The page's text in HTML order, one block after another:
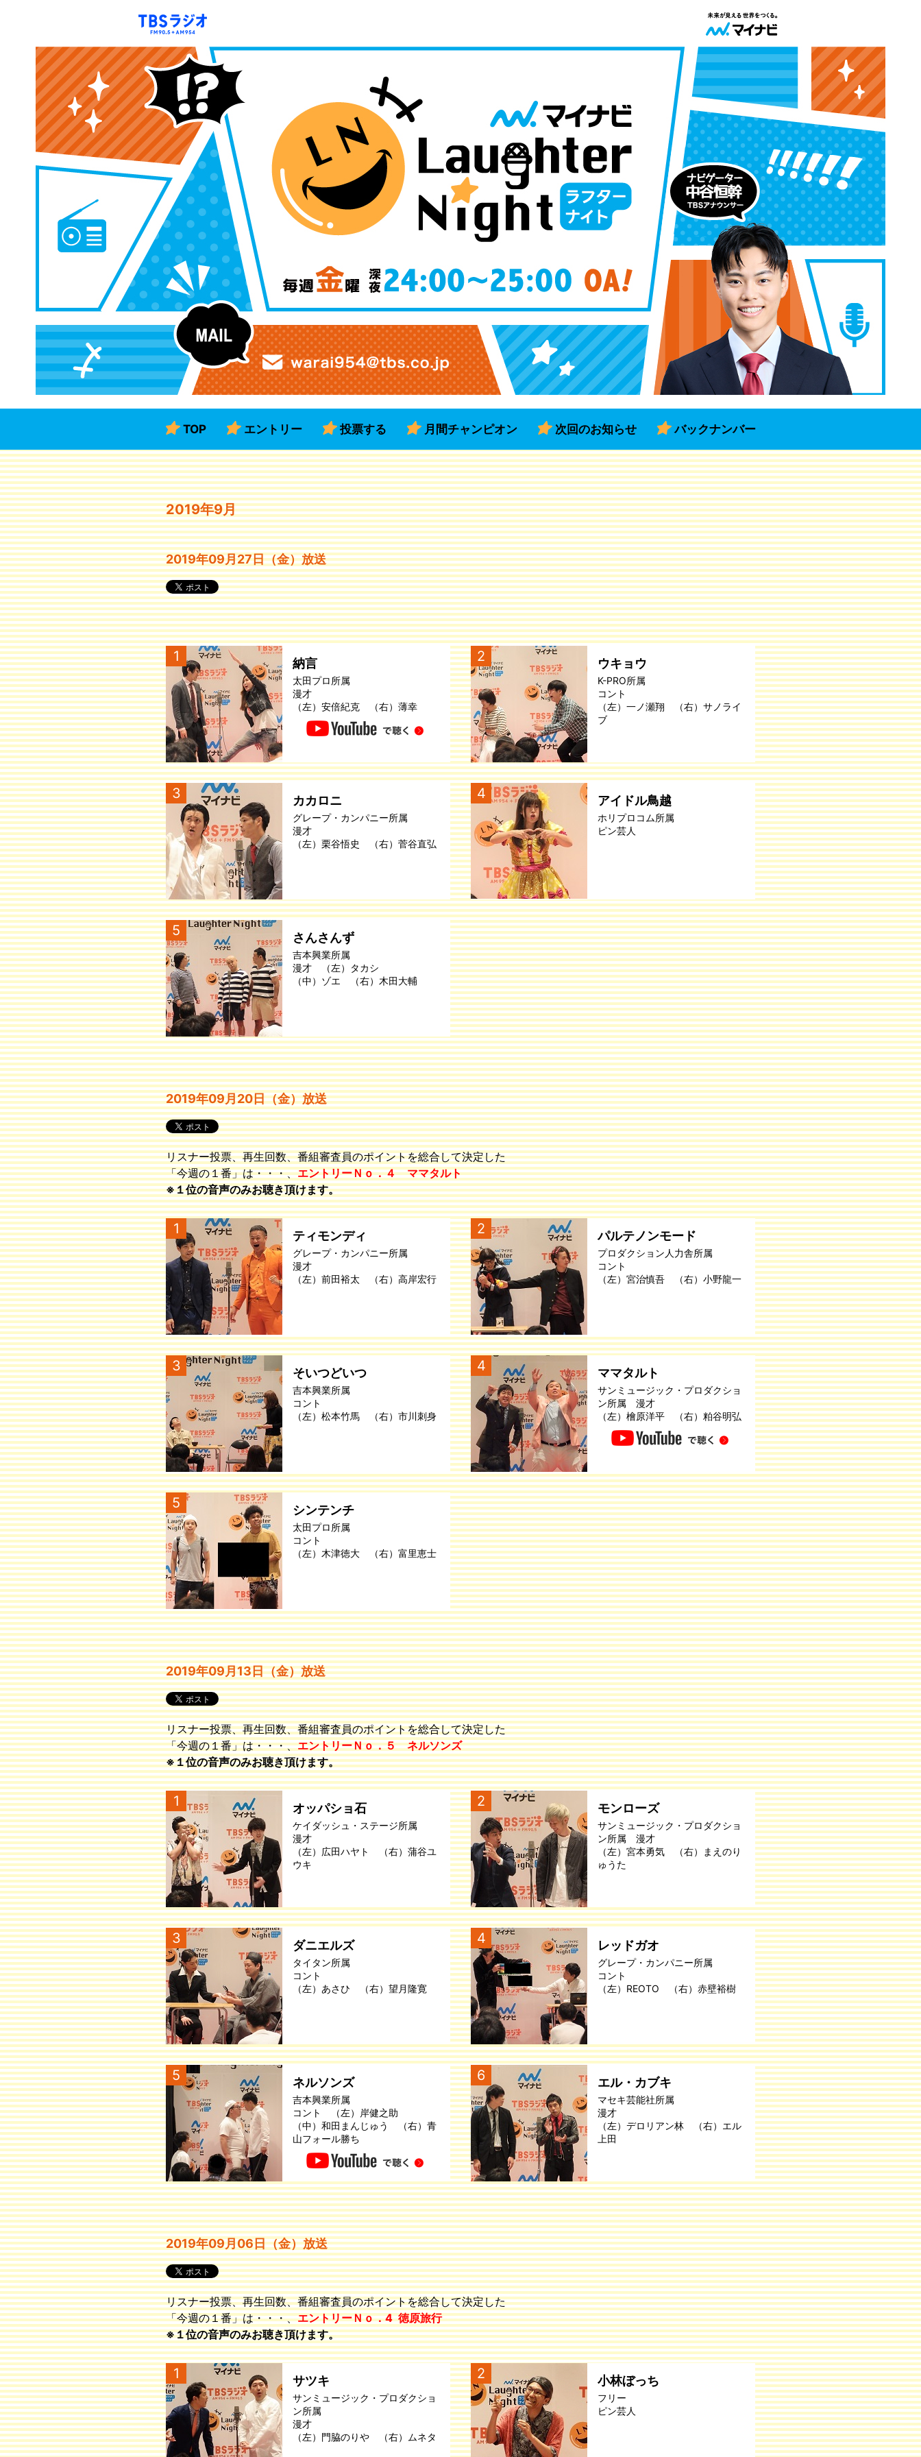
TOP エントリー 投票する 月間チャンピオン 次回のお知らせ バックナンバー
2019年9月
2019年09月27日（金）放送
1 納言
太田プロ所属
漫才
（左）安倍紀克 （右）薄幸
2 ウキョウ
K-PRO所属
コント
（左）一ノ瀬翔 （右）サノライ
ブ
3 カカロニ
グレープ・カンパニー所属
漫才
（左）栗谷悟史 （右）菅谷直弘
4 アイドル鳥越
ホリプロコム所属
ピン芸人
5 さんさんず
吉本興業所属
漫才 （左）タカシ
（中）ゾエ （右）木田大輔
2019年09月20日（金）放送
リスナー投票、再生回数、番組審査員のポイントを総合して決定した
「今週の１番」は・・・、エントリーＮｏ．４ ママタルト
※１位の音声のみお聴き頂けます。
1 ティモンディ
グレープ・カンパニー所属
漫才
（左）前田裕太 （右）高岸宏行
2 パルテノンモード
プロダクション人力舎所属
コント
（左）宮治慎吾 （右）小野龍一
3 そいつどいつ
吉本興業所属
コント
（左）松本竹馬 （右）市川刺身
4 ママタルト
サンミュージック・プロダクショ
ン所属 漫才
（左）檜原洋平 （右）粕谷明弘
5 シンテンチ
太田プロ所属
コント
（左）木津徳大 （右）富里恵士
2019年09月13日（金）放送
リスナー投票、再生回数、番組審査員のポイントを総合して決定した
「今週の１番」は・・・、エントリーＮｏ．５ ネルソンズ
※１位の音声のみお聴き頂けます。
1 オッパショ石
ケイダッシュ・ステージ所属
漫才
（左）広田ハヤト （右）蒲谷ユ
ウキ
2 モンローズ
サンミュージック・プロダクショ
ン所属 漫才
（左）宮本勇気 （右）まえのり
ゅうた
3 ダニエルズ
タイタン所属
コント
（左）あさひ （右）望月隆寛
4 レッドガオ
グレープ・カンパニー所属
コント
（左）REOTO （右）赤壁裕樹
5 ネルソンズ
吉本興業所属
コント （左）岸健之助
（中）和田まんじゅう （右）青
山フォール勝ち
6 エル・カブキ
マセキ芸能社所属
漫才
（左）デロリアン林 （右）エル
上田
2019年09月06日（金）放送
リスナー投票、再生回数、番組審査員のポイントを総合して決定した
「今週の１番」は・・・、エントリーＮｏ．4 徳原旅行
※１位の音声のみお聴き頂けます。
1 サツキ
サンミュージック・プロダクショ
ン所属
漫才
（左）門脇のりや （右）ムネタ
2 小林ぼっち
フリー
ピン芸人